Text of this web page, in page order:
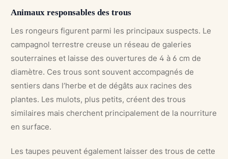
Animaux responsables des trous
Les rongeurs figurent parmi les principaux suspects. Le
campagnol terrestre creuse un réseau de galeries
souterraines et laisse des ouvertures de 4 à 6 cm de
diamètre. Ces trous sont souvent accompagnés de
sentiers dans l’herbe et de dégâts aux racines des
plantes. Les mulots, plus petits, créent des trous
similaires mais cherchent principalement de la nourriture
en surface.
Les taupes peuvent également laisser des trous de cette